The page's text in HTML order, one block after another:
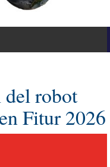
robot
Fitur 2026